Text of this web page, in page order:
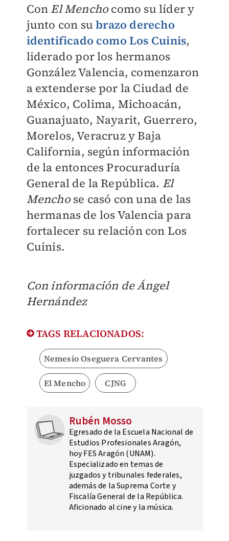
Con El Menchocomo su líder y
junto con subrazo derecho
identificado como Los Cuinis,
liderado por los hermanos
González Valencia, comenzaron
a extenderse por la Ciudad de
México, Colima, Michoacán,
Guanajuato, Nayarit, Guerrero,
Morelos, Veracruz y Baja
California, según información
de la entonces Procuraduría
General de la República. El
Menchose casó con una de las
hermanas de los Valencia para
fortalecer su relación con Los
Cuinis.
Con información de Ángel
Hernández
TAGS RELACIONADOS:
Nemesio Oseguera Cervantes
El Mencho CJNG
Rubén Mosso
Egresado de la Escuela Nacional de
Estudios Profesionales Aragón,
hoy FES Aragón (UNAM).
Especializado en temas de
juzgados y tribunales federales,
además de la Suprema Corte y
Fiscalía General de la República.
Aficionado al cine y la música.